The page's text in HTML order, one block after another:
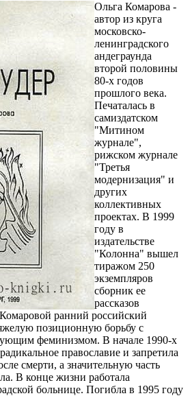
Ольга Комарова -
автор из круга
московско-
ленинградского
андеграунда
второй половины
80-х годов
прошлого века.
Печаталась в
самиздатском
"Митином
журнале",
рижском журнале
"Третья
модернизация" и
других
коллективных
проектах. В 1999
году в
издательстве
"Колонна" вышел
тиражом 250
экземпляров
сборник ее
рассказов
ранний российский
позиционную борьбу с
феминизмом. В начале 1990-х
православие и запретила
смерти, а значительную часть
В конце жизни работала
больнице. Погибла в 1995 году